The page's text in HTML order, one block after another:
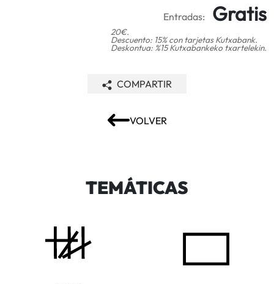
Entradas: Gratis
20€.
Descuento: 15% con tarjetas Kutxabank.
Deskontua: %15 Kutxabankeko txartelekin.
VOLVER
COMPARTIR
TEMÁTICAS